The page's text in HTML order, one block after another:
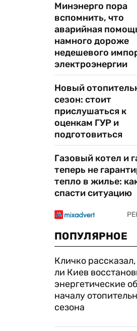
Минэнерго пора
вспомнить, что
аварийная
намного дороже
недешевого
электроэнергии
Новый
сезон: стоит
прислушаться к
оценкам ГУР и
подготовиться
Газовый котел и
теперь не
тепло в жилье:
спасти ситуацию
ПОПУЛЯРНОЕ
Кличко
ли Киев
энергетические
началу
сезона